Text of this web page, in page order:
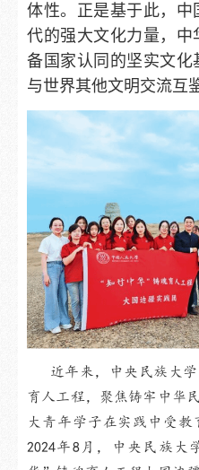
体性。正是基于此，
代的强大文化力量，中
备国家认同的坚实文
与世界其他文明交流互
近年来，中央民族大
育人工程，聚焦铸牢中华
大青年学子在实践中受
2024年8月，中央民族